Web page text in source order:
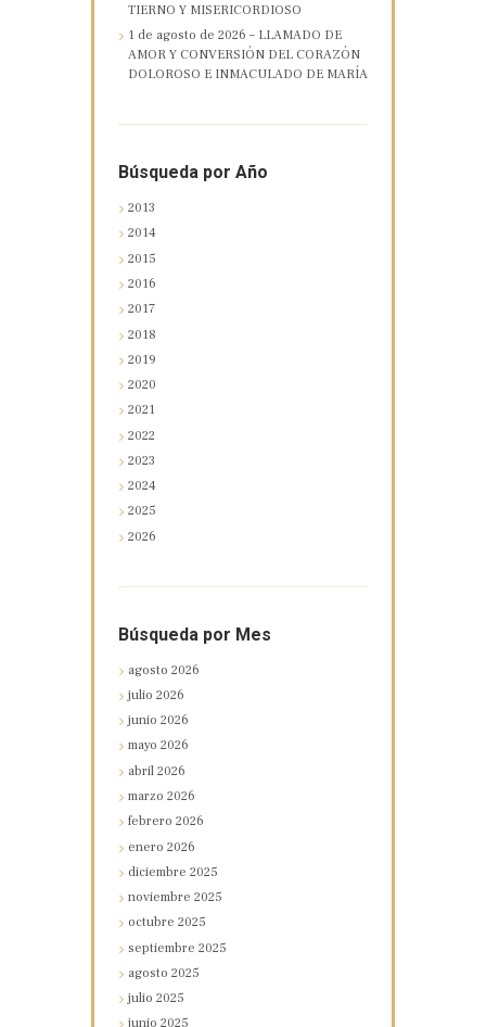
TIERNO Y MISERICORDIOSO
1 de agosto de 2026 – LLAMADO DE
AMOR Y CONVERSIÓN DEL CORAZÓN
DOLOROSO E INMACULADO DE MARÍA
Búsqueda por Año
2013
2014
2015
2016
2017
2018
2019
2020
2021
2022
2023
2024
2025
2026
Búsqueda por Mes
agosto2026
julio2026
junio2026
mayo2026
abril2026
marzo2026
febrero2026
enero2026
diciembre2025
noviembre2025
octubre2025
septiembre2025
agosto2025
julio2025
junio2025